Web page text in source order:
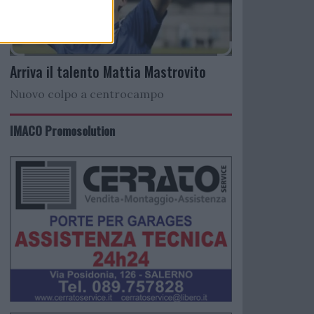
Arriva il talento Mattia Mastrovito
Nuovo colpo a centrocampo
IMACO Promosolution